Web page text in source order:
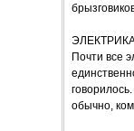
Почти все
обычно,